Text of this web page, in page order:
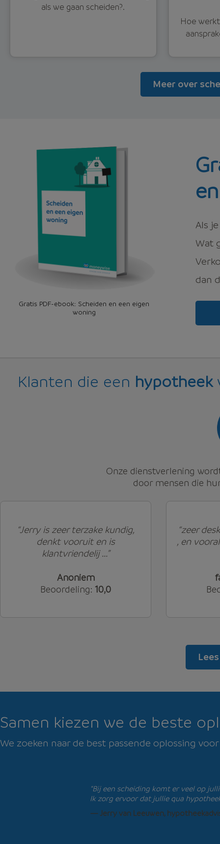
als we gaan scheiden?.
Hoe
Meer over
Gratis PDF-ebook: Scheiden en een eigen
woning
Als
Wat
dan
Klanten die een hypotheek
Onze dienstverlening
door mensen die
“Jerry is zeer terzake kundig,
denkt vooruit en is
klantvriendelij ...”
Anoniem
Beoordeling: 10,0
“zeer
, en
Samen kiezen we de beste
We zoeken naar de best passende oplossing
“Bij een scheiding komt er veel op
Ik zorg ervoor dat jullie qua
— Jerry van Leeuwen,